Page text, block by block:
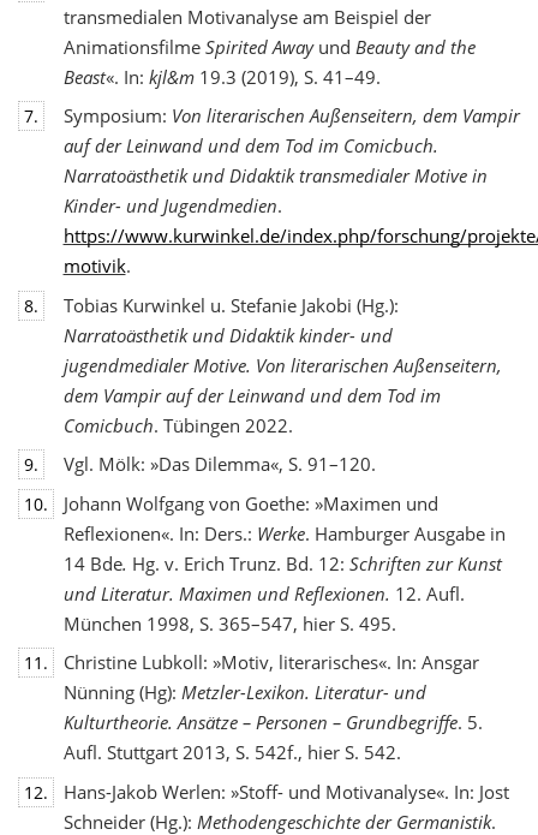
transmedialen Motivanalyse am Beispiel der
Animationsfilme Spirited Awayund Beauty and the
Beast«. In: kjl&m19.3 (2019), S. 41–49.
7. Symposium: Von literarischen Außenseitern, dem Vampir
auf der Leinwand und dem Tod im Comicbuch.
Narratoästhetik und Didaktik transmedialer Motive in
Kinder- und Jugendmedien.
https://www.kurwinkel.de/index.php/forschung/
motivik.
8.
Tobias Kurwinkel u. Stefanie Jakobi (Hg.):
Narratoästhetik und Didaktik kinder- und
jugendmedialer Motive. Von literarischen Außenseitern,
dem Vampir auf der Leinwand und dem Tod im
Comicbuch. Tübingen 2022.
9. Vgl. Mölk: »Das Dilemma«, S. 91–120.
10.
Johann Wolfgang von Goethe: »Maximen und
Reflexionen«. In: Ders.: Werke. Hamburger Ausgabe in
14 Bde. Hg. v. Erich Trunz. Bd. 12: Schriften zur Kunst
und Literatur. Maximen und Reflexionen. 12. Aufl.
München 1998, S. 365–547, hier S. 495.
11.
Christine Lubkoll: »Motiv, literarisches«. In: Ansgar
Nünning (Hg): Metzler-Lexikon. Literatur- und
Kulturtheorie. Ansätze – Personen – Grundbegriffe. 5.
Aufl. Stuttgart 2013, S. 542f., hier S. 542.
12.
Hans-Jakob Werlen: »Stoff- und Motivanalyse«. In: Jost
Schneider (Hg.): Methodengeschichte der Germanistik.